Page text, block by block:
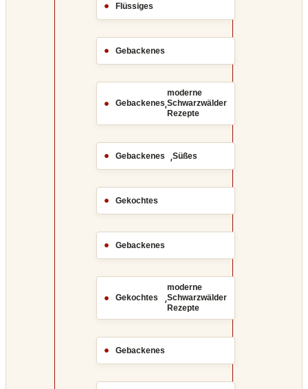
Flüssiges
Gebackenes
Gebackenes,
moderne
Schwarzwälder
Rezepte
Gebackenes ,Süßes
Gekochtes
Gebackenes
Gekochtes ,
moderne
Schwarzwälder
Rezepte
Gebackenes